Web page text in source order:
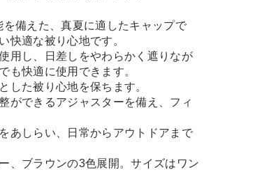
備えた、真夏に適したキャップで
快適な被り心地です。
用し、日差しをやわらかく遮りなが
も快適に使用できます。
した被り心地を保ちます。
ができるアジャスターを備え、フィ
あしらい、日常からアウトドアまで
、ブラウンの3色展開。サイズはワン